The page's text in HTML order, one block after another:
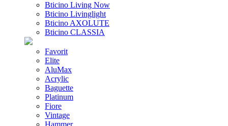
Bticino Living Now
Bticino Livinglight
Bticino AXOLUTE
Bticino CLASSIA
Favorit
Elite
AluMax
Acrylic
Baguette
Platinum
Fiore
Vintage
Hammer